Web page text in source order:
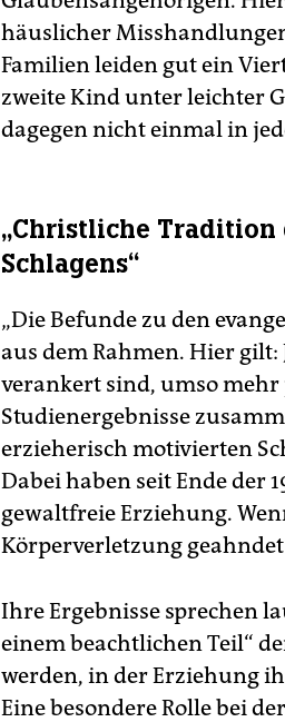
häuslicher
Familien leiden gut ein
zweite Kind unter leichter
dagegen nicht einmal in
„Christliche
Schlagens“
„Die Befunde zu den
aus dem Rahmen. Hier
verankert sind, umso mehr
Studienergebnisse
erzieherisch motivierten
Dabei haben seit Ende der
gewaltfreie Erziehung.
Körperverletzung
Ihre Ergebnisse sprechen
einem beachtlichen Teil“
werden, in der Erziehung
Eine besondere Rolle bei